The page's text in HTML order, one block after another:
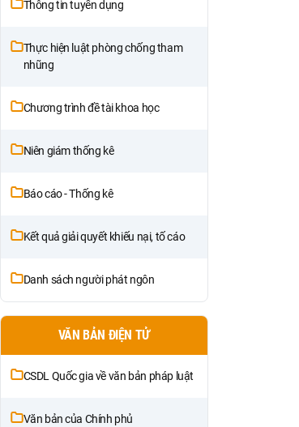
Thông tin tuyển dụng
Thực hiện luật phòng chống tham
nhũng
Chương trình đề tài khoa học
Niên giám thống kê
Báo cáo - Thống kê
Kết quả giải quyết khiếu nại, tố cáo
Danh sách người phát ngôn
VĂN BẢN ĐIỆN TỬ
CSDL Quốc gia về văn bản pháp luật
Văn bản của Chính phủ